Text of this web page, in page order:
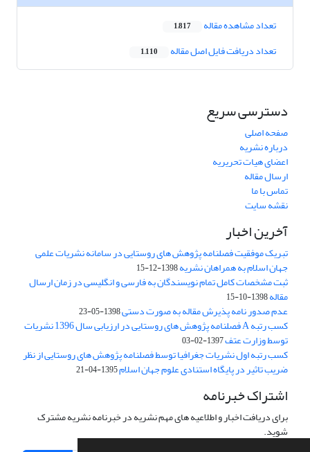
تعداد مشاهده مقاله 1,817
تعداد دریافت فایل اصل مقاله 1,110
دسترسی سریع
صفحه اصلی
درباره نشریه
اعضای هیات تحریریه
ارسال مقاله
تماس با ما
نقشه سایت
آخرین اخبار
تبریک موفقیت فصلنامه پژوهش های روستایی در سامانه نشریات علمی
جهان اسلام به همراهان نشریه1398-12-15
ثبت مشخصات کامل تمام نویسندگان به فارسی و انگلیسی در زمان ارسال
مقاله1398-10-15
عدم صدور نامه پذیرش مقاله به صورت دستی1398-05-23
کسب رتبه A فصلنامه پژوهش های روستایی در ارزیابی سال 1396 نشریات
توسط وزارت عتف1397-02-03
کسب رتبه اول نشریات جغرافیا توسط فصلنامه پژوهش های روستایی از نظر
ضریب تاثیر در پایگاه استنادی علوم جهان اسلام1395-04-21
اشتراک خبرنامه
برای دریافت اخبار و اطلاعیه های مهم نشریه در خبرنامه نشریه مشترک
شوید.